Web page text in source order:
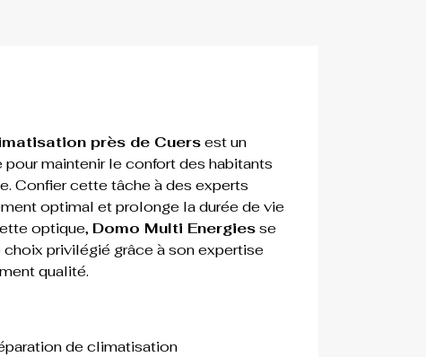
près de Cuers est un
maintenir le confort des habitants
Confier cette tâche à des experts
optimal et prolonge la durée de vie
optique, Domo Multi Energies se
privilégié grâce à son expertise
qualité.
de climatisation